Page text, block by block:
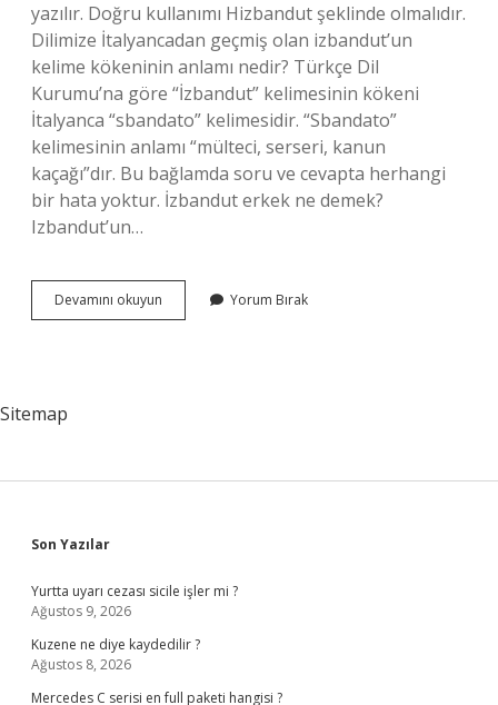
yazılır. Doğru kullanımı Hizbandut şeklinde olmalıdır.
Dilimize İtalyancadan geçmiş olan izbandut’un
kelime kökeninin anlamı nedir? Türkçe Dil
Kurumu’na göre “İzbandut” kelimesinin kökeni
İtalyanca “sbandato” kelimesidir. “Sbandato”
kelimesinin anlamı “mülteci, serseri, kanun
kaçağı”dır. Bu bağlamda soru ve cevapta herhangi
bir hata yoktur. İzbandut erkek ne demek?
Izbandut’un…
Devamını okuyun Izbandut
Kimlere
Yorum Bırak
Sitemap
Sidebar
Son Yazılar
Yurtta uyarı cezası sicile işler mi ?
Ağustos 9, 2026
Kuzene ne diye kaydedilir ?
Ağustos 8, 2026
Mercedes C serisi en full paketi hangisi ?